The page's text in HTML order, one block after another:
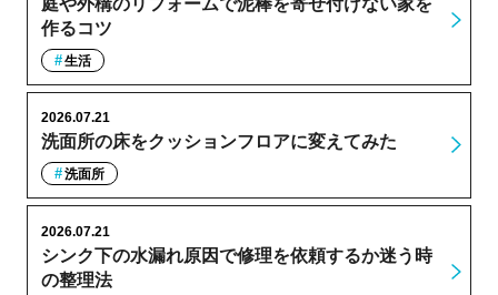
庭や外構のリフォームで泥棒を寄せ付けない家を
作るコツ
生活
洗面所の床をクッションフロアに変えてみた
2026.07.21
洗面所
シンク下の水漏れ原因で修理を依頼するか迷う時
の整理法
2026.07.21